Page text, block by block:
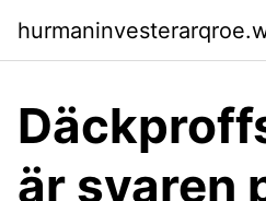
är svaren